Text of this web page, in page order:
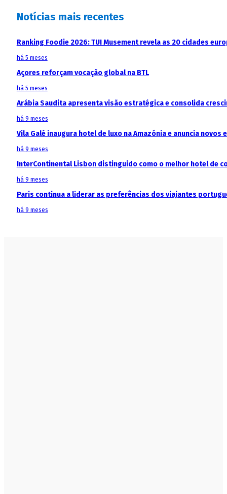
Notícias mais recentes
Ranking Foodie 2026: TUI Musement revela as 20 cidades
há 5 meses
Açores reforçam vocação global na BTL
há 5 meses
Arábia Saudita apresenta visão estratégica e consolida
há 9 meses
Vila Galé inaugura hotel de luxo na Amazónia e anuncia
há 9 meses
InterContinental Lisbon distinguido como o melhor hotel de
há 9 meses
Paris continua a liderar as preferências dos viajantes
há 9 meses